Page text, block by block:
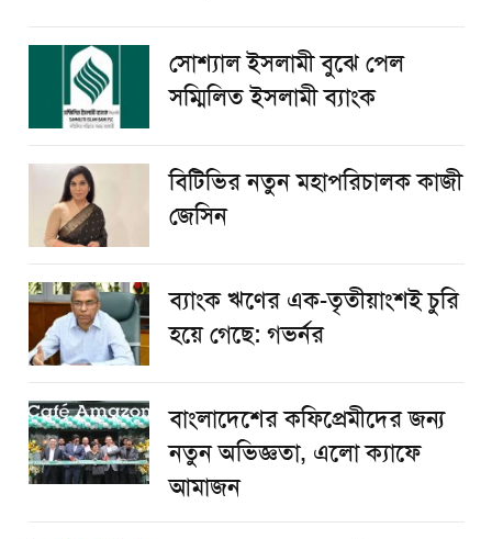
সোশ্যাল ইসলামী বুঝে পেল
সম্মিলিত ইসলামী ব্যাংক
বিটিভির নতুন মহাপরিচালক কাজী
জেসিন
ব্যাংক ঋণের এক-তৃতীয়াংশই চুরি
হয়ে গেছে: গভর্নর
বাংলাদেশের কফিপ্রেমীদের জন্য
নতুন অভিজ্ঞতা, এলো ক্যাফে
আমাজন